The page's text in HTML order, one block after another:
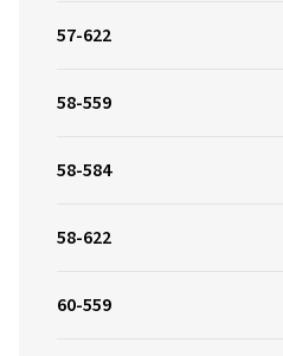
57-622
58-559
58-584
58-622
60-559